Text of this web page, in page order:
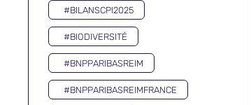
#BILANSCPI2025
#BIODIVERSITÉ
#BNPPARIBASREIM
#BNPPARIBASREIMFRANCE